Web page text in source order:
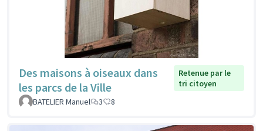
Des maisons à oiseaux dans
les parcs de la Ville
Retenue par le
tri citoyen
BATELIER Manuel
3 8